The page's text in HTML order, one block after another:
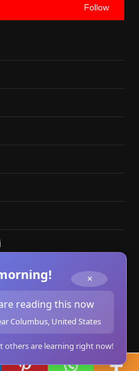
Follow
All rights reserved.
reading this now
Columbus, United States
others are learning right now!
×